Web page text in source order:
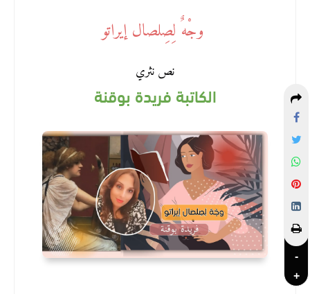
-
+
وجْهٌ لِصِلصال إيراتو
نص نثري
الكاتبة فريدة بوقنة